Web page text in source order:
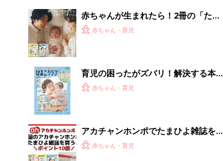
解決テク
赤ちゃんが生まれたら！2冊の「たま
ひよ」
赤ちゃん・育児
育児の困ったがズバリ！解決する本
『ひよこクラブ 夏号』 4カ月～2才
赤ちゃん・育児
アカチャンホンポでたまひよ雑誌を買
うとポイント10倍【期間限定】
赤ちゃん・育児